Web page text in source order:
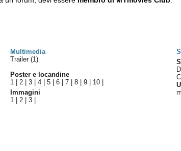
Multimedia
Trailer (1)
Poster e locandine
1 |2 |3 |4 |5 |6 |7 |8 |9 10
Immagini
1 |2 |3